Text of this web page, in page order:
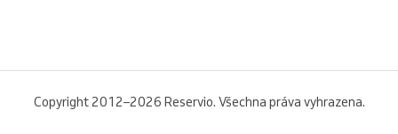
Copyright 2012–2026 Reservio. Všechna práva vyhrazena.